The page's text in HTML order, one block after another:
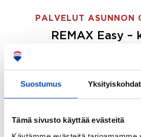
Suostumus Yksityiskohdat
Tämä sivusto käyttää evästeitä
PALVELUT ASUNNON
REMAX Easy –
ostajille.
Tee